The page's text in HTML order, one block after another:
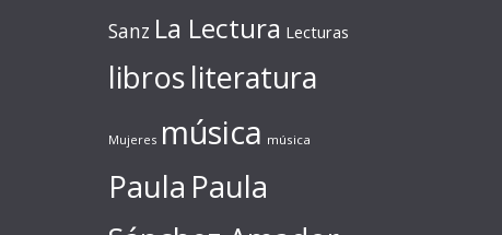
Sanz La Lectura Lecturas
librosliteratura
Mujeres música música
Paula Paula